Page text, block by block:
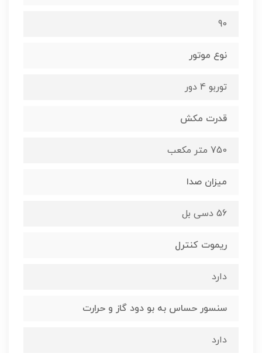
90
نوع موتور
توربو 4 دور
قدرت مکش
750 متر مکعب
میزان صدا
56 دسی بل
ریموت کنترل
دارد
سنسور حساس به بو دود گاز و حرارت
دارد